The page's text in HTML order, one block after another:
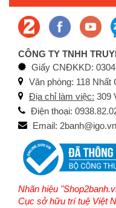
CÔNG TY TNHH
Giấy CNĐKKD:
Văn phòng: 118 Nhất
Địa chỉ làm việc: 309
Điện thoại:
Email: 2banh@igo.vn
Nhãn hiệu
Cục sở hữu trí tuệ Việt